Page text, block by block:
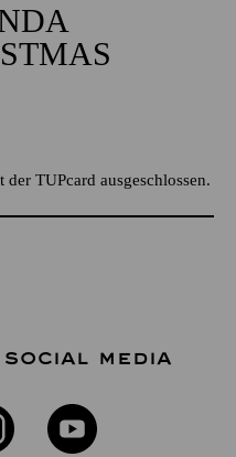
TUPcard ausgeschlossen.
MEDIA